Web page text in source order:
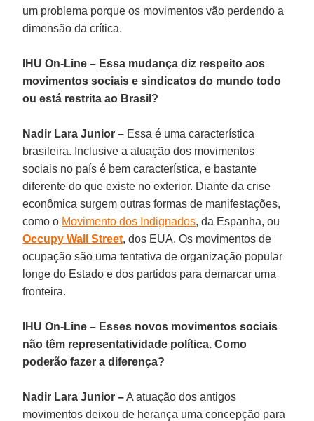
um problema porque os movimentos vão perdendo a
dimensão da crítica.
IHU On-Line – Essa mudança diz respeito aos
movimentos sociais e sindicatos do mundo todo
ou está restrita ao Brasil?
Nadir LaraJunior– Essa é uma característica
brasileira. Inclusive a atuação dos movimentos
sociais no país é bem característica, e bastante
diferente do que existe no exterior. Diante da crise
econômica surgem outras formas de manifestações,
como o Movimento dos Indignados, da Espanha, ou
Occupy Wall Street, dos EUA. Os movimentos de
ocupação são uma tentativa de organização popular
longe do Estado e dos partidos para demarcar uma
fronteira.
IHU On-Line – Esses novos movimentos sociais
não têm representatividade política. Como
poderão fazer a diferença?
Nadir LaraJunior–A atuação dos antigos
movimentos deixou de herança uma concepção para